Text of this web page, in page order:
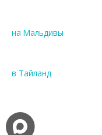
на Мальдивы
в Тайланд